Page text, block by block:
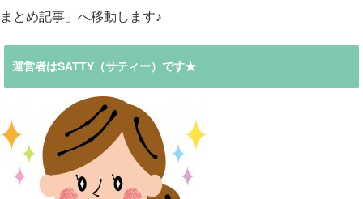
まとめ記事」へ移動します♪
運営者はSATTY（サティー）です★